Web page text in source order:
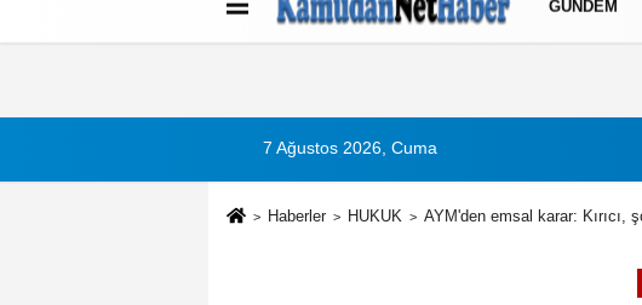
Künye İletişim Çerez Politikası
GÜNDEM
7 Ağustos 2026, Cuma
Haberler HUKUK AYM'den emsal karar: Kırıcı,